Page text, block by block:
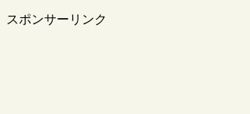
スポンサーリンク